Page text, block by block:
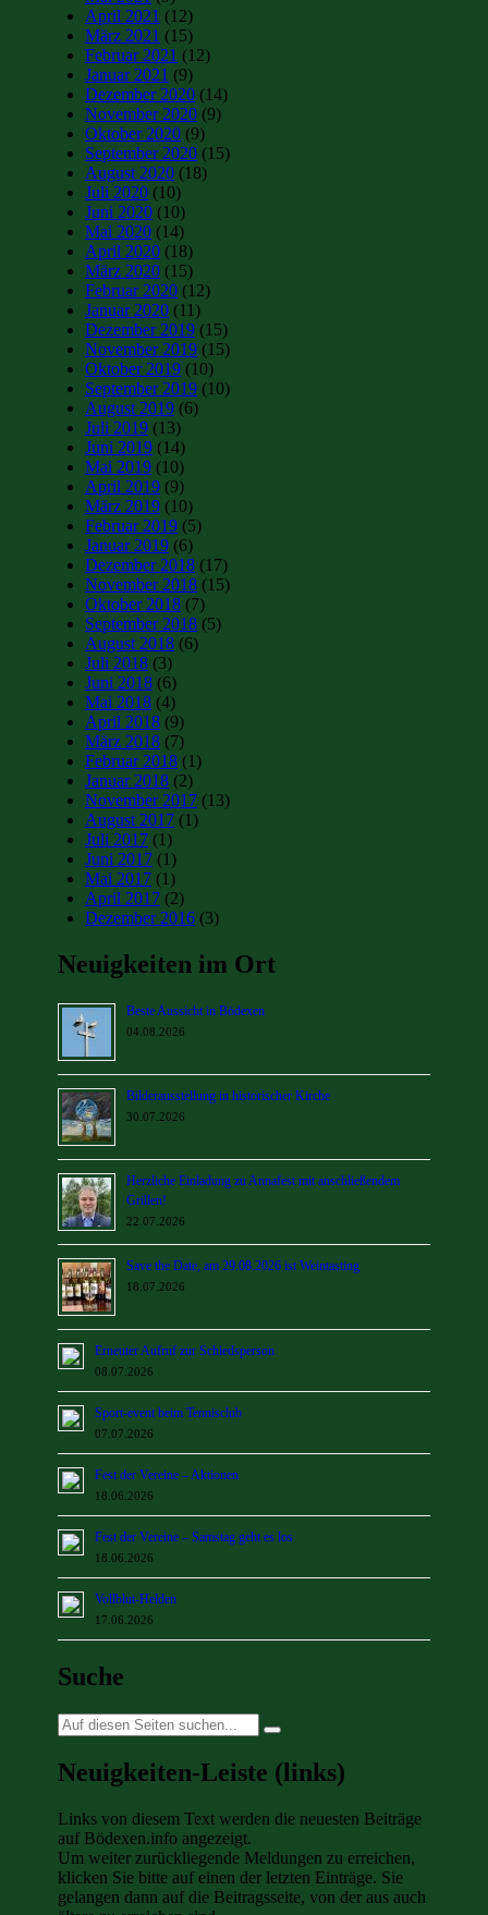
April 2021 (12)
März 2021 (15)
Februar 2021 (12)
Januar 2021 (9)
Dezember 2020 (14)
November 2020 (9)
Oktober 2020 (9)
September 2020 (15)
August 2020 (18)
Juli 2020 (10)
Juni 2020 (10)
Mai 2020 (14)
April 2020 (18)
März 2020 (15)
Februar 2020 (12)
Januar 2020 (11)
Dezember 2019 (15)
November 2019 (15)
Oktober 2019 (10)
September 2019 (10)
August 2019 (6)
Juli 2019 (13)
Juni 2019 (14)
Mai 2019 (10)
April 2019 (9)
März 2019 (10)
Februar 2019 (5)
Januar 2019 (6)
Dezember 2018 (17)
November 2018 (15)
Oktober 2018 (7)
September 2018 (5)
August 2018 (6)
Juli 2018 (3)
Juni 2018 (6)
Mai 2018 (4)
April 2018 (9)
März 2018 (7)
Februar 2018 (1)
Januar 2018 (2)
November 2017 (13)
August 2017 (1)
Juli 2017 (1)
Juni 2017 (1)
Mai 2017 (1)
April 2017 (2)
Dezember 2016 (3)
Neuigkeiten im Ort
Beste Aussicht in Bödexen
04.08.2026
Bilderausstellung in historischer Kirche
30.07.2026
Herzliche Einladung zu Annafest mit anschließendem
Grillen!
22.07.2026
Save the Date, am 29.08.2026 ist Weintasting
18.07.2026
Erneuter Aufruf zur Schiedsperson
08.07.2026
Sport-event beim Tennisclub
07.07.2026
Fest der Vereine – Aktionen
18.06.2026
Fest der Vereine – Samstag geht es los
18.06.2026
Vollblut-Helden
17.06.2026
Suche
Suche
nach:
Neuigkeiten-Leiste (links)
Links von diesem Text werden die neuesten Beiträge
auf Bödexen.info angezeigt.
Um weiter zurückliegende Meldungen zu erreichen,
klicken Sie bitte auf einen der letzten Einträge. Sie
gelangen dann auf die Beitragsseite, von der aus auch